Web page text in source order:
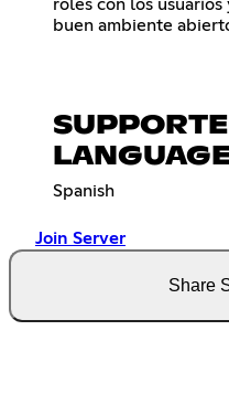
roles con los
buen ambiente
Spanish
Join Server
Share